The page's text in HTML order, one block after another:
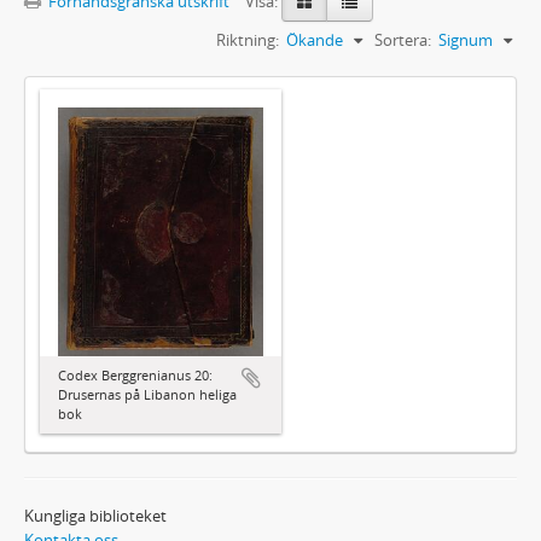
Sortera: Signum
Riktning: Ökande
Codex Berggrenianus 20:
Drusernas på Libanon heliga
bok
Kungliga biblioteket